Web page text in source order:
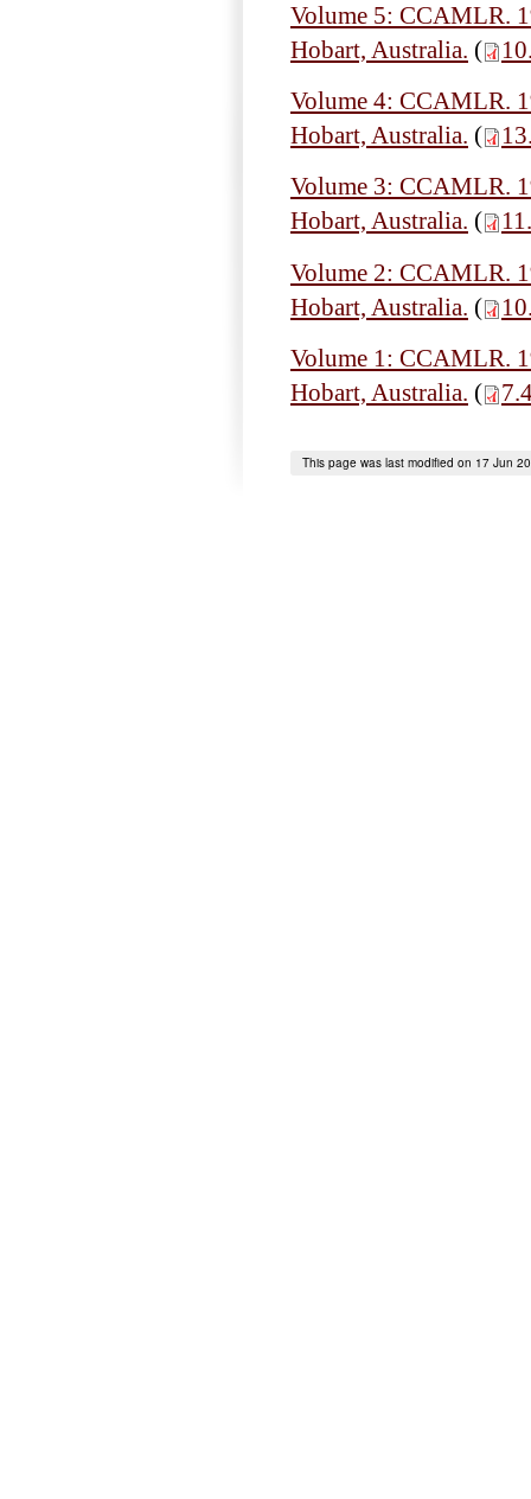
Volume 5: CCAMLR.
Hobart, Australia. (
Volume 4: CCAMLR.
Hobart, Australia. (
Volume 3: CCAMLR.
Hobart, Australia. (
Volume 2: CCAMLR.
Hobart, Australia. (
Volume 1: CCAMLR.
Hobart, Australia. (
This page was last modified on 17 Jun